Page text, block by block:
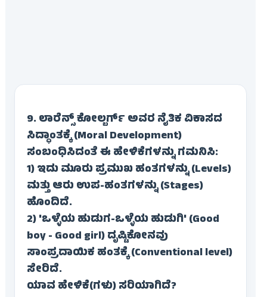
9. ಲಾರೆನ್ಸ್ ಕೋಲ್ಬರ್ಗ್ ಅವರ ನೈತಿಕ ವಿಕಾಸದ
ಸಿದ್ಧಾಂತಕ್ಕೆ (Moral Development)
ಸಂಬಂಧಿಸಿದಂತೆ ಈ ಹೇಳಿಕೆಗಳನ್ನು ಗಮನಿಸಿ:
1) ಇದು ಮೂರು ಪ್ರಮುಖ ಹಂತಗಳನ್ನು (Levels)
ಮತ್ತು ಆರು ಉಪ-ಹಂತಗಳನ್ನು (Stages)
ಹೊಂದಿದೆ.
2) 'ಒಳ್ಳೆಯ ಹುಡುಗ-ಒಳ್ಳೆಯ ಹುಡುಗಿ' (Good
boy - Good girl) ದೃಷ್ಟಿಕೋನವು
ಸಾಂಪ್ರದಾಯಿಕ ಹಂತಕ್ಕೆ (Conventional level)
ಸೇರಿದೆ.
ಯಾವ ಹೇಳಿಕೆ(ಗಳು) ಸರಿಯಾಗಿದೆ?